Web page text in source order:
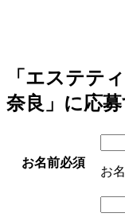
「エステテ
奈良」に応
お名前必須
お